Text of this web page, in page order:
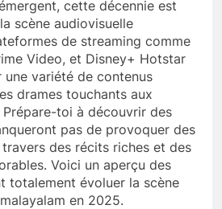
cette décennie est
scène audiovisuelle
de streaming comme
Video, et Disney+ Hotstar
variété de contenus
drames touchants aux
toi à découvrir des
pas de provoquer des
des récits riches et des
Voici un aperçu des
totalement évoluer la scène
en 2025.